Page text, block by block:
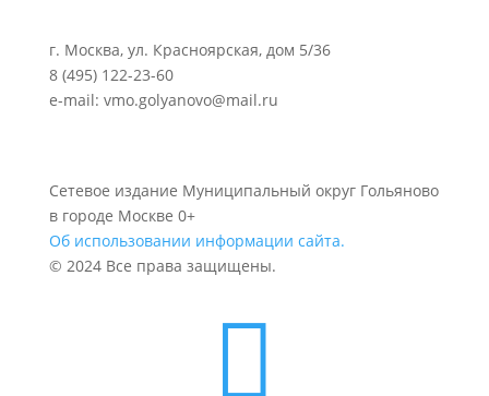
г. Москва, ул. Красноярская, дом 5/36
8 (495) 122-23-60
e-mail: vmo.golyanovo@mail.ru
Сетевое издание Муниципальный округ Гольяново
в городе Москве 0+
Об использовании информации сайта.
© 2024 Все права защищены.
